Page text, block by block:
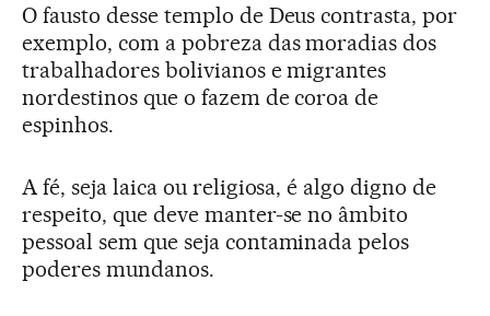
O fausto desse templo de Deus contrasta, por
exemplo, com a pobreza das moradias dos
trabalhadores bolivianos e migrantes
nordestinos que o fazem de coroa de
espinhos.
A fé, seja laica ou religiosa, é algo digno de
respeito, que deve manter-se no âmbito
pessoal sem que seja contaminada pelos
poderes mundanos.